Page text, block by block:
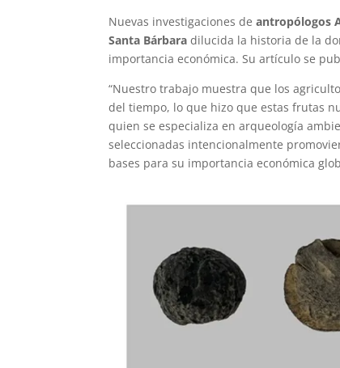
Nuevas investigaciones deantropólogos
Santa Bárbara dilucida la historia de la
importancia económica. Su artículo se
“Nuestro trabajo muestra que los
del tiempo, lo que hizo que estas frutas
quien se especializa en arqueología
seleccionadas intencionalmente
bases para su importancia económica